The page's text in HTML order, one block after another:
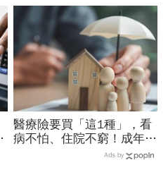
書該注意哪些事
醫療險要買「這1種」，看
病不怕、住院不窮！成年人
最該保的4種保險：用最低
Ads by